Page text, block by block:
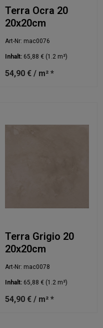
Terra Ocra 20
20x20cm
Art-Nr: mac0076
Inhalt: 65,88 € (1.2 m²)
54,90 € / m² *
Terra Grigio 20
20x20cm
Art-Nr: mac0078
Inhalt: 65,88 € (1.2 m²)
54,90 € / m² *